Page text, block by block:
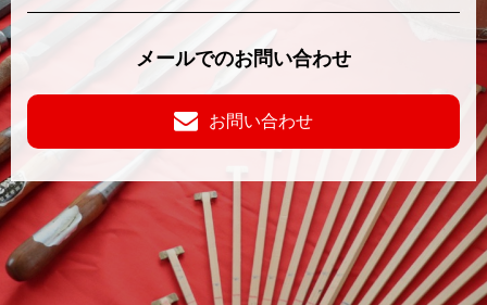
メールでのお問い合わせ
お問い合わせ